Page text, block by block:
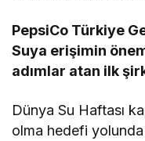
PepsiCo Türkiye
Suya erişimin
adımlar atan ilk
Dünya Su Haftası
olma hedefi yolunda